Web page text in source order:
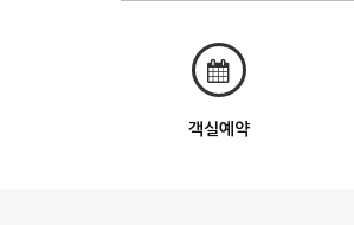
객실예약